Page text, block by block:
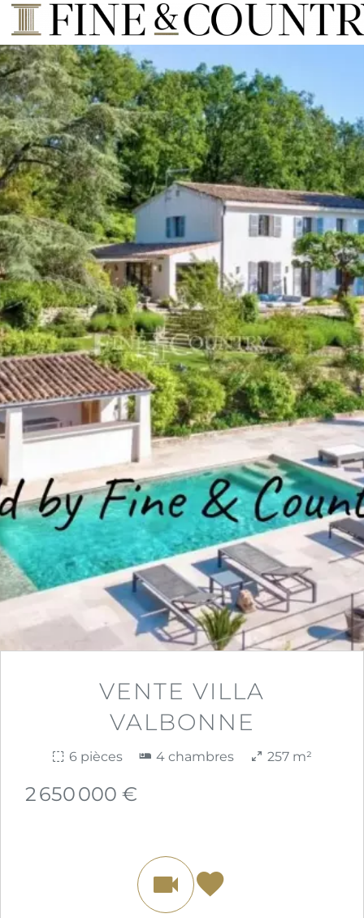
VENTE VILLA
VALBONNE
6 pièces 4 chambres 257 m²
2 650 000 €